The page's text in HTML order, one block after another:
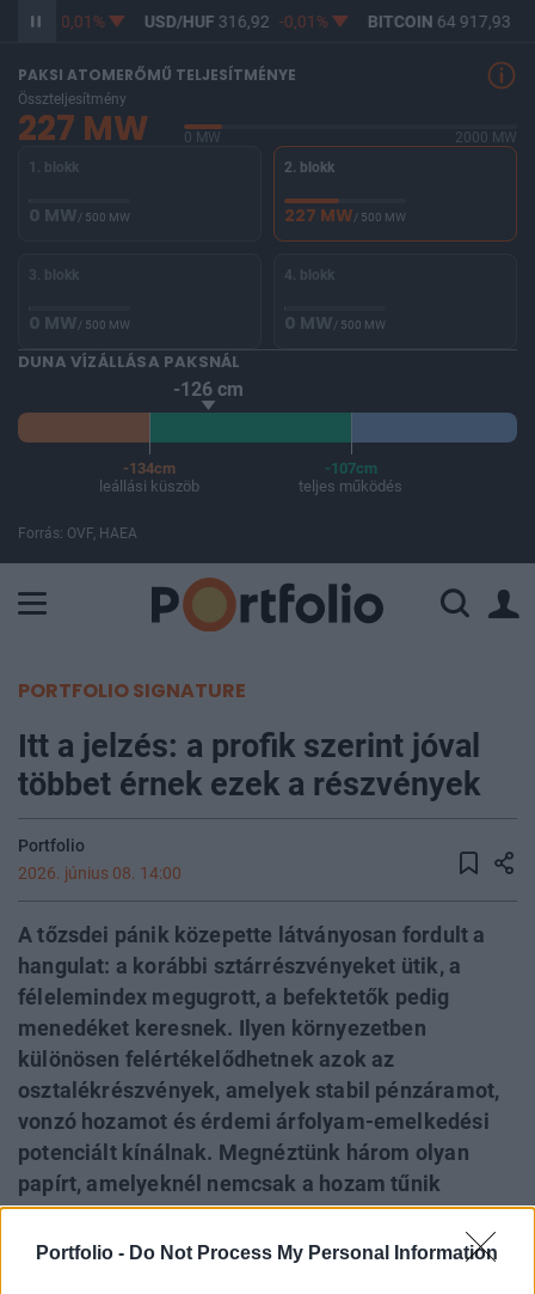
Portfolio - Do Not Process My Personal Information
-0,01% USD/HUF316,92 -0,01% BITCOIN64 917,93
PAKSI ATOMERŐMŰ TELJESÍTMÉNYE
Összteljesítmény
227 MW 0 MW
2000 MW
1. blokk
0 MW/ 500 MW
2. blokk
227 MW/ 500 MW
3. blokk
0 MW/ 500 MW
4. blokk
0 MW/ 500 MW
DUNA VÍZÁLLÁSA PAKSNÁL
-126 cm
-134cm
leállási küszöb
-107cm
teljes működés
Forrás: OVF, HAEA
PORTFOLIO SIGNATURE
Itt a jelzés: a profik szerint jóval
többet érnek ezek a részvények
Portfolio
2026. június 08. 14:00
A tőzsdei pánik közepette látványosan fordult a
hangulat: a korábbi sztárrészvényeket ütik, a
félelemindex megugrott, a befektetők pedig
menedéket keresnek. Ilyen környezetben
különösen felértékelődhetnek azok az
osztalékrészvények, amelyek stabil pénzáramot,
vonzó hozamot és érdemi árfolyam-emelkedési
potenciált kínálnak. Megnéztünk három olyan
papírt, amelyeknél nemcsak a hozam tűnik
ígéretesnek, hanem az elemzői várakozások is
egyre kedvezőbbek.